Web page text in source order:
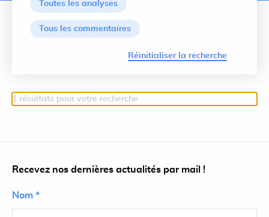
Toutes les analyses
Tous les commentaires
Réinitialiser la recherche
1 résultats pour votre recherche
Recevez nos dernières actualités par mail !
Nom *